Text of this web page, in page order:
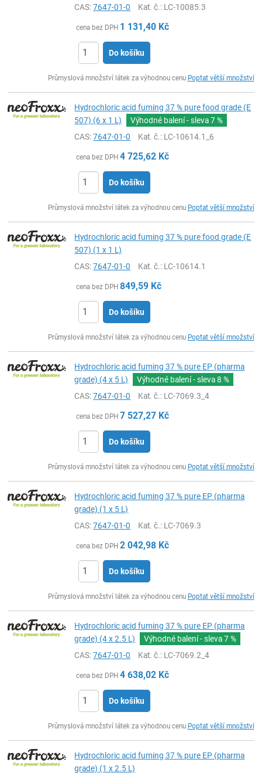
CAS:7647-01-0 Kat. č.: LC-10085.3
cena bez DPH 1 131,40 Kč
Do košíku
Průmyslová množství látek za výhodnou cenu Poptat větší množství
Hydrochloric acid fuming 37 % pure food grade (E
507) (6 x 1 L)
Výhodné balení - sleva7 %
CAS:7647-01-0 Kat. č.: LC-10614.1_6
cena bez DPH 4 725,62 Kč
Do košíku
Průmyslová množství látek za výhodnou cenu Poptat větší množství
Hydrochloric acid fuming 37 % pure food grade (E
507) (1 x 1 L)
CAS:7647-01-0 Kat. č.: LC-10614.1
cena bez DPH 849,59 Kč
Do košíku
Průmyslová množství látek za výhodnou cenu Poptat větší množství
Hydrochloric acid fuming 37 % pure EP (pharma
grade) (4 x 5 L)
Výhodné balení - sleva8 %
CAS:7647-01-0 Kat. č.: LC-7069.3_4
cena bez DPH 7 527,27 Kč
Do košíku
Průmyslová množství látek za výhodnou cenu Poptat větší množství
Hydrochloric acid fuming 37 % pure EP (pharma
grade) (1 x 5 L)
CAS:7647-01-0 Kat. č.: LC-7069.3
cena bez DPH 2 042,98 Kč
Do košíku
Průmyslová množství látek za výhodnou cenu Poptat větší množství
Hydrochloric acid fuming 37 % pure EP (pharma
grade) (4 x 2.5 L)
Výhodné balení - sleva7 %
CAS:7647-01-0 Kat. č.: LC-7069.2_4
cena bez DPH 4 638,02 Kč
Do košíku
Průmyslová množství látek za výhodnou cenu Poptat větší množství
Hydrochloric acid fuming 37 % pure EP (pharma
grade) (1 x 2.5 L)